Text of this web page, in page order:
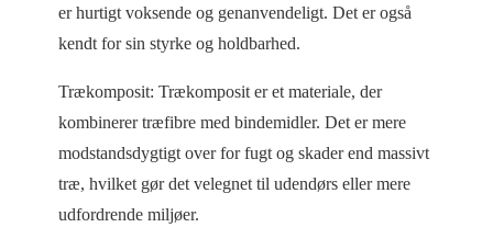
er hurtigt voksende og genanvendeligt. Det er også
kendt for sin styrke og holdbarhed.
Trækomposit: Trækomposit er et materiale, der
kombinerer træfibre med bindemidler. Det er mere
modstandsdygtigt over for fugt og skader end massivt
træ, hvilket gør det velegnet til udendørs eller mere
udfordrende miljøer.